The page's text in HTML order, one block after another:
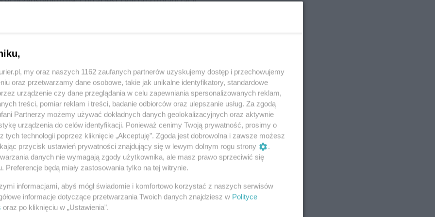
oddziały, jak: Wałcz, Dębno, Myślibórz,
reprezentowana wśród zrzeszonych
i średnich przedsiębiorstw, które też
turystyczna, co wynika ze specyfiki
dla Czytelników eKuriera
87%treści.
dostępna w
09-2022
my oraz naszych 1162 zaufanych partnerów uzyskujemy dostęp i przechowujemy
oraz przetwarzamy dane osobowe, takie jak unikalne identyfikatory, standardowe
urządzenie czy dane przeglądania w celu zapewniania spersonalizowanych reklam,
treści, pomiar reklam i treści, badanie odbiorców oraz ulepszanie usług. Za zgodą
Partnerzy możemy używać dokładnych danych geolokalizacyjnych oraz aktywnie
urządzenia do celów identyfikacji. Ponieważ cenimy Twoją prywatność, prosimy o
tych technologii poprzez kliknięcie „Akceptuję”. Zgoda jest dobrowolna i zawsze możesz
przycisk ustawień prywatności znajdujący się w lewym dolnym rogu strony
.
danych nie wymagają zgody użytkownika, ale masz prawo sprzeciwić się
Preferencje będą miały zastosowania tylko na tej witrynie.
informacjami, abyś mógł świadomie i komfortowo korzystać z naszych serwisów
informacje dotyczące przetwarzania Twoich danych znajdziesz w Polityce
oraz po kliknięciu w „Ustawienia”.